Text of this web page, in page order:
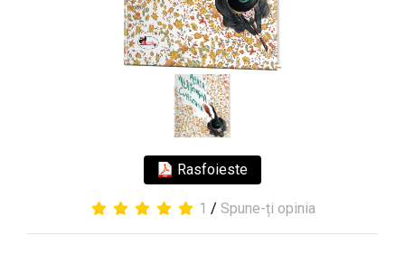
Rasfoieste
1 / Spune-ți opinia